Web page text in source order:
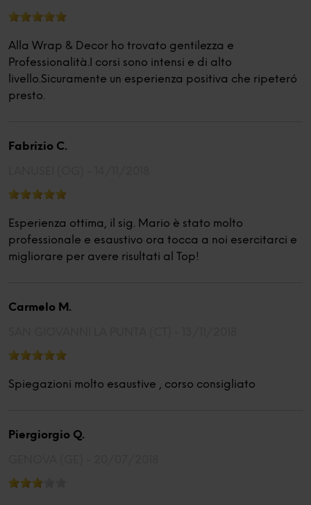
Alla Wrap & Decor ho trovato gentilezza e
Professionalità.I corsi sono intensi e di alto
livello.Sicuramente un esperienza positiva che ripeteró
presto.
Fabrizio C.
Esperienza ottima, il sig. Mario è stato molto
professionale e esaustivo ora tocca a noi esercitarci e
migliorare per avere risultati al Top!
Carmelo M.
Spiegazioni molto esaustive , corso consigliato
Piergiorgio Q.